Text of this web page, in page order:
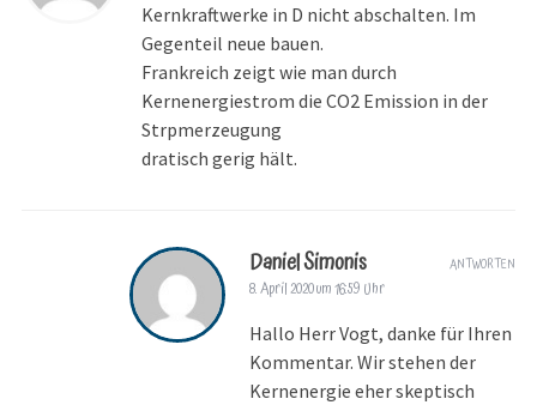
Kernkraftwerke in D nicht abschalten. Im
Gegenteil neue bauen.
Frankreich zeigt wie man durch
Kernenergiestrom die CO2 Emission in der
Strpmerzeugung
dratisch gerig hält.
Daniel Simonis
8. April 2020 um 16:59 Uhr
Hallo Herr Vogt, danke für Ihren
Kommentar. Wir stehen der
Kernenergie eher skeptisch
ANTWORTEN